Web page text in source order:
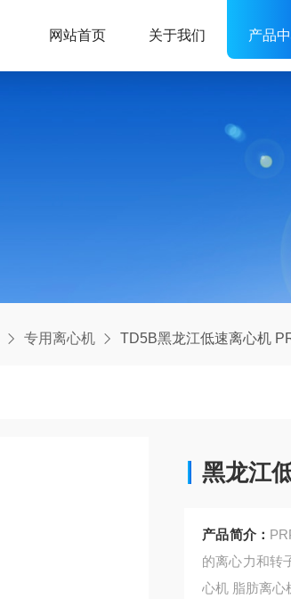
网站首页 关于我们 产品
专用离心机 TD5B黑龙江低速离心机 PRP离心机 美容离心机
黑龙江
产品简介：
的离心力和转
心机 脂肪离心